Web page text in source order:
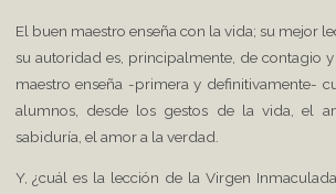
El buen maestro enseña con la vida; su mejor
su autoridad es, principalmente, de contagio
maestro enseña -primera y definitivamente-
alumnos, desde los gestos de la vida, el
sabiduría, el amor a la verdad.
Y, ¿cuál es la lección de la Virgen